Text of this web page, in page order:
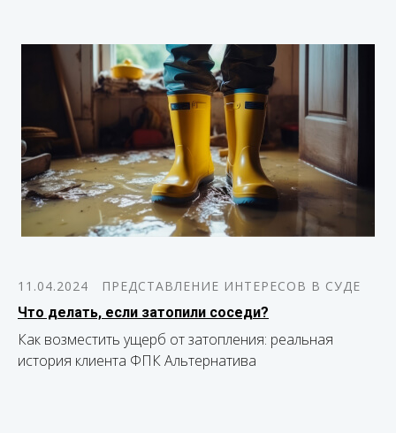
11.04.2024
ПРЕДСТАВЛЕНИЕ ИНТЕРЕСОВ В СУДЕ
Что делать, если затопили соседи?
Как возместить ущерб от затопления: реальная
история клиента ФПК Альтернатива